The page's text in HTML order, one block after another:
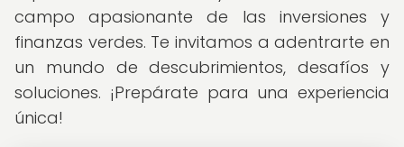
campo apasionante de las inversiones y
finanzas verdes. Te invitamos a adentrarte en
un mundo de descubrimientos, desafíos y
soluciones. ¡Prepárate para una experiencia
única!